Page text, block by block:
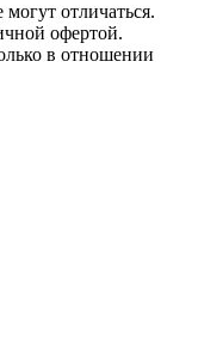
отличаться.
офертой.
в отношении